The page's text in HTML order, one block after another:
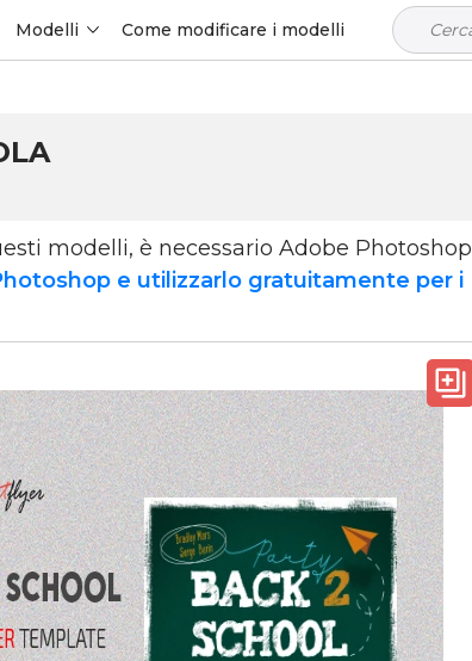
Modelli Come modificare i modelli
modelli, è necessario Adobe Photoshop
e utilizzarlo gratuitamente per i